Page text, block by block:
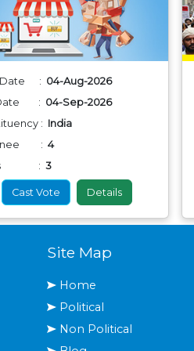
Date : 04-Aug-2026
: 04-Sep-2026
: India
: 4
: 3
Cast Vote Details
Site Map
Home
Political
Non Political